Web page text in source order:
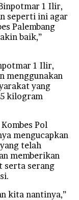
1 Ilir,
seperti ini agar
Palembang
baik,”
1 Ilir,
menggunakan
yang
kilogram
Pol
mengucapkan
telah
memberikan
serta serang
kita nantinya,”